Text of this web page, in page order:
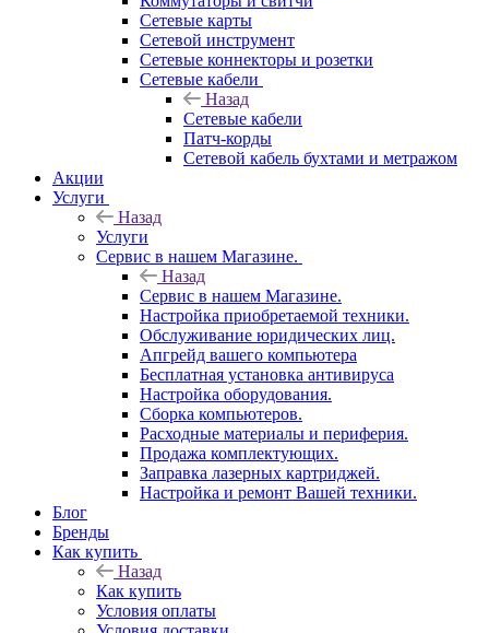
Сетевые карты
Сетевой инструмент
Сетевые коннекторы и розетки
Сетевые кабели
Назад
Сетевые кабели
Патч-корды
Сетевой кабель бухтами и метражом
Акции
Услуги
Назад
Услуги
Сервис в нашем Магазине.
Назад
Сервис в нашем Магазине.
Настройка приобретаемой техники.
Обслуживание юридических лиц.
Апгрейд вашего компьютера
Бесплатная установка антивируса
Настройка оборудования.
Сборка компьютеров.
Расходные материалы и периферия.
Продажа комплектующих.
Заправка лазерных картриджей.
Настройка и ремонт Вашей техники.
Блог
Бренды
Как купить
Назад
Как купить
Условия оплаты